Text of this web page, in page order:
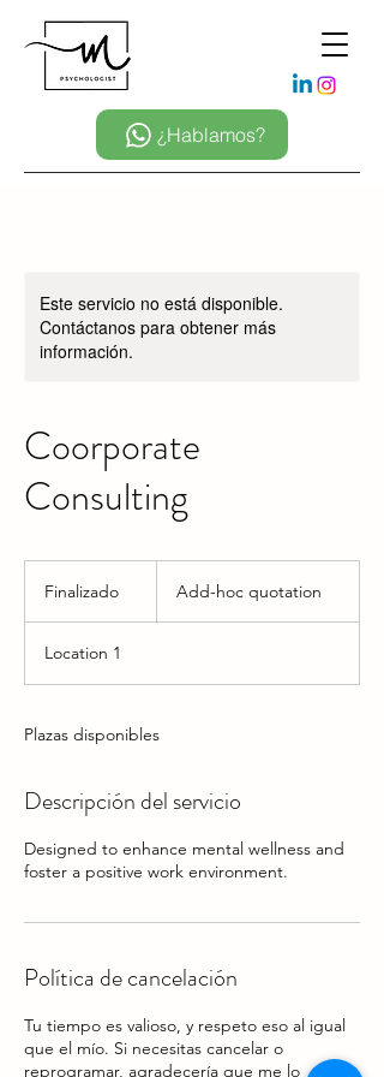
¿Hablamos?
Este servicio no está disponible.
Contáctanos para obtener más
información.
Coorporate
Consulting
Finalizado
l
z
o
quotation
Add-hoc quotation
Location 1
Plazas disponibles
Descripción del servicio
Designed to enhance mental wellness and
foster a positive work environment.
Política de cancelación
Tu tiempo es valioso, y respeto eso al igual
que el mío. Si necesitas cancelar o
reprogramar, agradecería que me lo